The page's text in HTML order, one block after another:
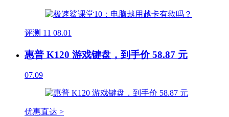
评测 11 08.01
惠普 K120 游戏键盘，到手价 58.87 元
07.09
优惠直达 >